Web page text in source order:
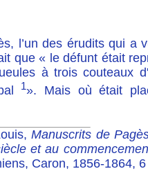
l’un des érudits qui a
que « le défunt était
à trois couteaux
1». Mais où était
Manuscrits de
et au
Caron, 1856-1864,